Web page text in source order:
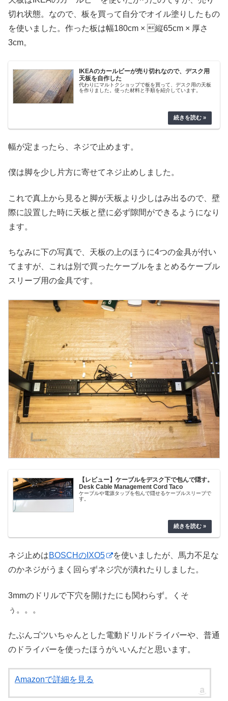
切れ状態。なので、板を買って自分でオイル塗りしたもの
を使いました。作った板は幅180cm × 縦65cm × 厚さ
3cm。
IKEAのカールビーが売り切れなので、デスク用
天板を自作した
代わりにマルトクショップで板を買って、デスク用の天板
を作りました。使った材料と手順を紹介しています。
幅が定まったら、ネジで止めます。
僕は脚を少し片方に寄せてネジ止めしました。
これで真上から見ると脚が天板より少しはみ出るので、壁
際に設置した時に天板と壁に必ず隙間ができるようになり
ます。
ちなみに下の写真で、天板の上のほうに4つの金具が付い
てますが、これは別で買ったケーブルをまとめるケーブル
スリーブ用の金具です。
【レビュー】ケーブルをデスク下で包んで隠す。
Desk Cable Management Cord Taco
ケーブルや電源タップを包んで隠せるケーブルスリーブで
す。
ネジ止めはBOSCHのIXO5
を使いましたが、馬力不足な
のかネジがうまく回らずネジ穴が潰れたりしました。
3mmのドリルで下穴を開けたにも関わらず。くそ
ぅ。。。
たぶんゴツいちゃんとした電動ドリルドライバーや、普通
のドライバーを使ったほうがいいんだと思います。
Amazonで詳細を見る